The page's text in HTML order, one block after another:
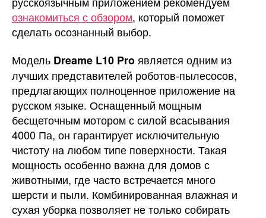
ознакомиться с обзором, который поможет
сделать осознанный выбор.
Модель Dreame L10 Pro является одним из
лучших представителей роботов-пылесосов,
предлагающих полноценное приложение на
русском языке. Оснащенный мощным
бесщеточным мотором с силой всасывания
4000 Па, он гарантирует исключительную
чистоту на любом типе поверхности. Такая
мощность особенно важна для домов с
животными, где часто встречается много
шерсти и пыли. Комбинированная влажная и
сухая уборка позволяет не только собирать